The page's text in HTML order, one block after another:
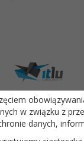
GMINY BIAŁOPOLE
w związku z
danych,